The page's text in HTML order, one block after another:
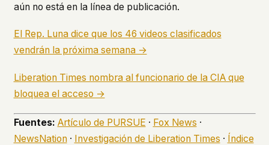
aún no está en la línea de publicación.
El Rep. Luna dice que los 46 videos clasificados
vendrán la próxima semana →
Liberation Times nombra al funcionario de la CIA que
bloquea el acceso →
Fuentes: Artículo de PURSUE · Fox News ·
NewsNation· Investigación de Liberation Times · Índice